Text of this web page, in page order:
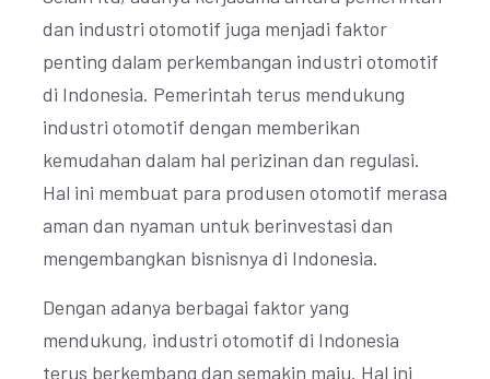
dan industri otomotif juga menjadi faktor
penting dalam perkembangan industri otomotif
di Indonesia. Pemerintah terus mendukung
industri otomotif dengan memberikan
kemudahan dalam hal perizinan dan regulasi.
Hal ini membuat para produsen otomotif merasa
aman dan nyaman untuk berinvestasi dan
mengembangkan bisnisnya di Indonesia.
Dengan adanya berbagai faktor yang
mendukung, industri otomotif di Indonesia
terus berkembang dan semakin maju. Hal ini